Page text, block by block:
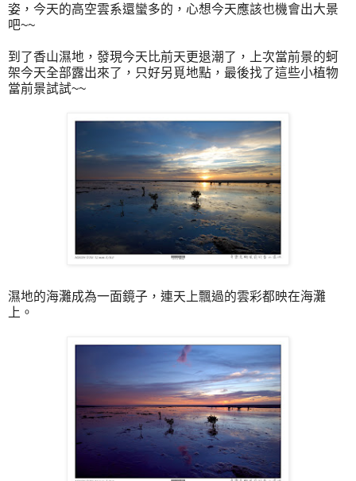
姿，今天的高空雲系還蠻多的，心想今天應該也機會出大景
吧~~
到了香山濕地，發現今天比前天更退潮了，上次當前景的蚵
架今天全部露出來了，只好另覓地點，最後找了這些小植物
當前景試試~~
濕地的海灘成為一面鏡子，連天上飄過的雲彩都映在海灘
上。